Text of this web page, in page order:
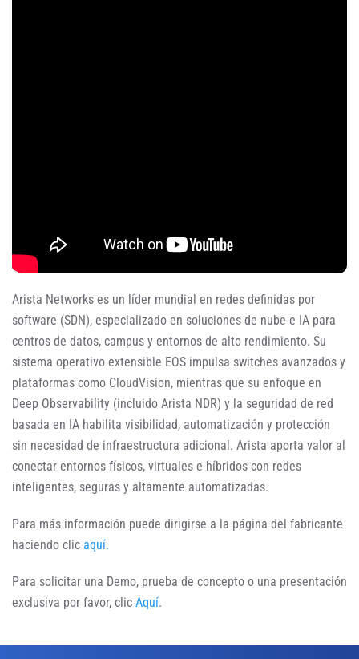
Arista Networks es un líder mundial en redes definidas por
software (SDN), especializado en soluciones de nube e IA para
centros de datos, campus y entornos de alto rendimiento. Su
sistema operativo extensible EOS impulsa switches avanzados y
plataformas como CloudVision, mientras que su enfoque en
Deep Observability (incluido Arista NDR) y la seguridad de red
basada en IA habilita visibilidad, automatización y protección
sin necesidad de infraestructura adicional. Arista aporta valor al
conectar entornos físicos, virtuales e híbridos con redes
inteligentes, seguras y altamente automatizadas.
Para más información puede dirigirse a la página del fabricante
haciendo clic aquí.
Para solicitar una Demo, prueba de concepto o una presentación
exclusiva por favor, clic Aquí.